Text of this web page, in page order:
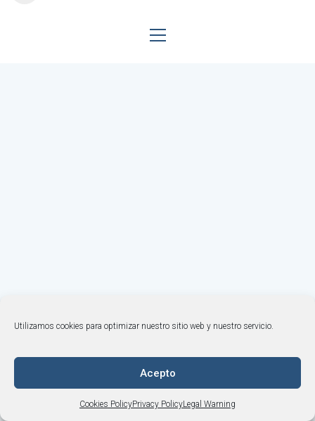
Utilizamos cookies para optimizar nuestro sitio web y nuestro servicio.
Acepto
Cookies PolicyPrivacy PolicyLegal Warning
© BONEMODELS |Legal Warning·Privacy Policy·
info@bonemodels.es